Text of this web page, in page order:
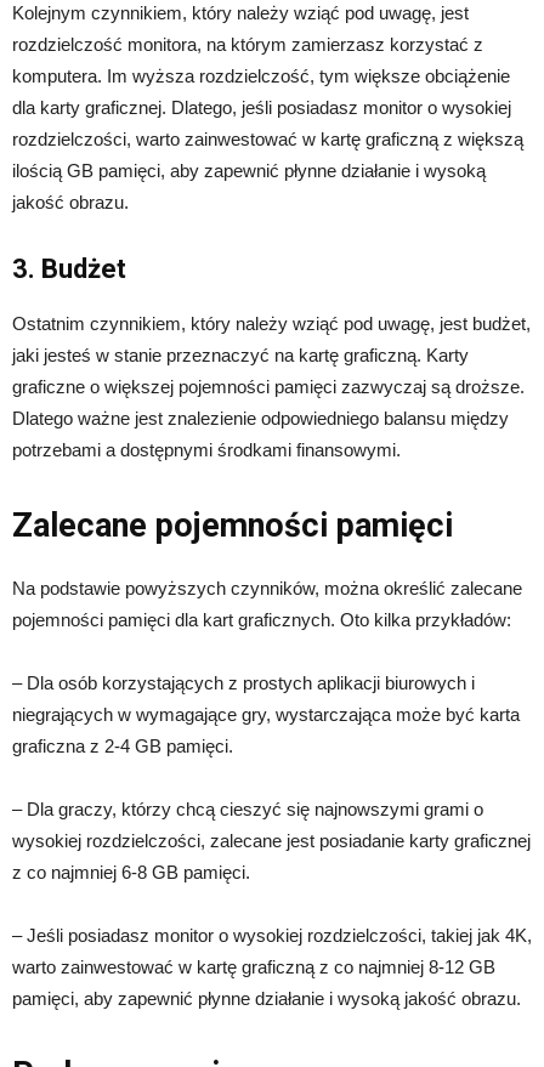
Kolejnym czynnikiem, który należy wziąć pod uwagę, jest
rozdzielczość monitora, na którym zamierzasz korzystać z
komputera. Im wyższa rozdzielczość, tym większe obciążenie
dla karty graficznej. Dlatego, jeśli posiadasz monitor o wysokiej
rozdzielczości, warto zainwestować w kartę graficzną z większą
ilością GB pamięci, aby zapewnić płynne działanie i wysoką
jakość obrazu.
3. Budżet
Ostatnim czynnikiem, który należy wziąć pod uwagę, jest budżet,
jaki jesteś w stanie przeznaczyć na kartę graficzną. Karty
graficzne o większej pojemności pamięci zazwyczaj są droższe.
Dlatego ważne jest znalezienie odpowiedniego balansu między
potrzebami a dostępnymi środkami finansowymi.
Zalecane pojemności pamięci
Na podstawie powyższych czynników, można określić zalecane
pojemności pamięci dla kart graficznych. Oto kilka przykładów:
– Dla osób korzystających z prostych aplikacji biurowych i
niegrających w wymagające gry, wystarczająca może być karta
graficzna z 2-4 GB pamięci.
– Dla graczy, którzy chcą cieszyć się najnowszymi grami o
wysokiej rozdzielczości, zalecane jest posiadanie karty graficznej
z co najmniej 6-8 GB pamięci.
– Jeśli posiadasz monitor o wysokiej rozdzielczości, takiej jak 4K,
warto zainwestować w kartę graficzną z co najmniej 8-12 GB
pamięci, aby zapewnić płynne działanie i wysoką jakość obrazu.